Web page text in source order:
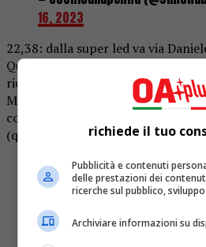
16, 2023
22,38: dalla super led va via
Questa dice che Daniele le vuole
ricorda a Martina che in una clip
Martina ha ammesso che le
con lei. Martina: “Piaccio più io che
(questa cosa l’ha detta anche
Ma se è andata in tilt quando
che Dani e Oriana si erano
— ☀️giorgia (@armsfede)
richiede il tuo
Pubblicità e contenuti
delle prestazioni dei
ricerche sul pubblico,
Archiviare informazioni su